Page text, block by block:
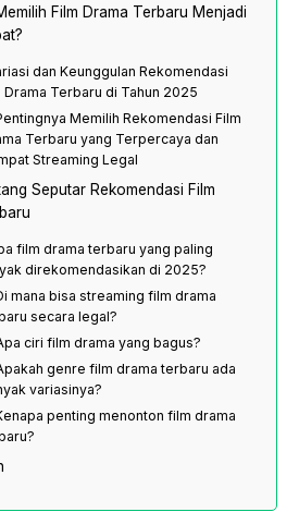
Film Drama Terbaru Menjadi
dan Keunggulan Rekomendasi
Drama Terbaru di Tahun 2025
Memilih Rekomendasi Film
Terbaru yang Terpercaya dan
Streaming Legal
Seputar Rekomendasi Film
film drama terbaru yang paling
direkomendasikan di 2025?
mana bisa streaming film drama
secara legal?
ciri film drama yang bagus?
genre film drama terbaru ada
variasinya?
penting menonton film drama